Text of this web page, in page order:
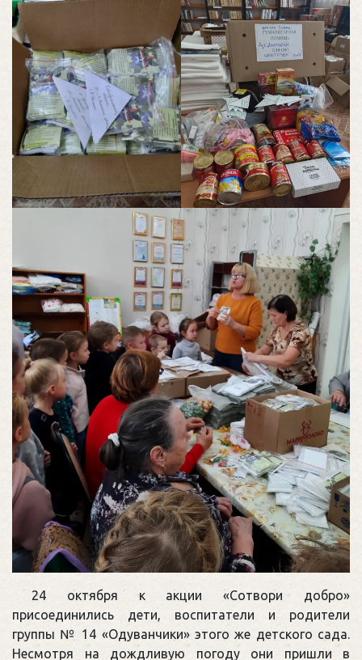
24 октября к акции «Сотвори добро»
присоединились дети, воспитатели и родители
группы № 14 «Одуванчики» этого же детского сада.
Несмотря на дождливую погоду они пришли в